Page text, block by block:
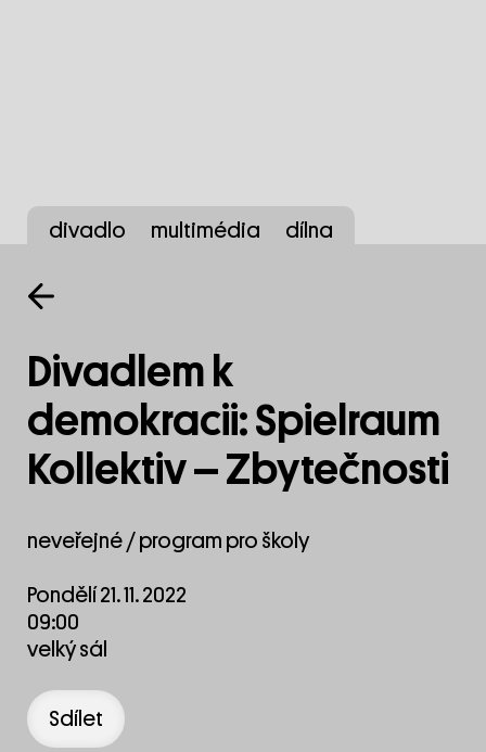
divadlo multimédia dílna
Divadlem k
demokracii: Spielraum
Kollektiv – Zbytečnosti
neveřejné / program pro školy
Pondělí 21. 11. 2022
09:00
velký sál
Sdílet